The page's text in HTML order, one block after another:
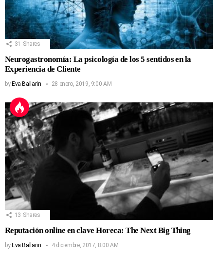
31 Shares
Neurogastronomía: La psicología de los 5 sentidos en la
Experiencia de Cliente
by Eva Ballarin 28 enero, 2019, 9:00 AM
13 Shares
Reputación online en clave Horeca: The Next Big Thing
by Eva Ballarin 4 diciembre, 2017, 8:00 AM